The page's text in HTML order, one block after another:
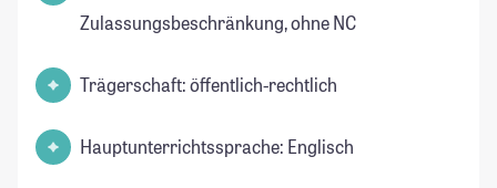
Zulassungsbeschränkung, ohne NC
Trägerschaft: öffentlich-rechtlich
Hauptunterrichtssprache: Englisch